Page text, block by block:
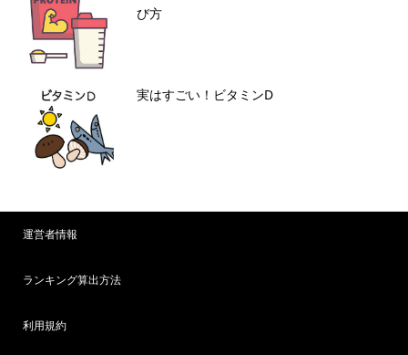
び方
実はすごい！ビタミンD
運営者情報
ランキング算出方法
利用規約